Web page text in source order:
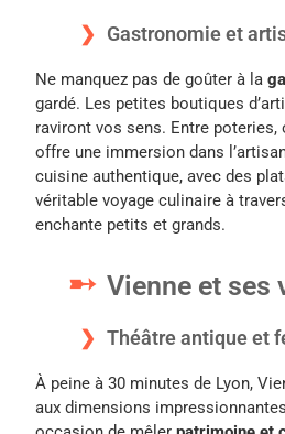
Gastronomie et
Ne manquez pas de goûter à la
gardé. Les petites boutiques
raviront vos sens. Entre
offre une immersion dans
cuisine authentique, avec des
véritable voyage culinaire à
enchante petits et grands.
Vienne et ses
Théâtre antique et
À peine à 30 minutes de Lyon,
aux dimensions